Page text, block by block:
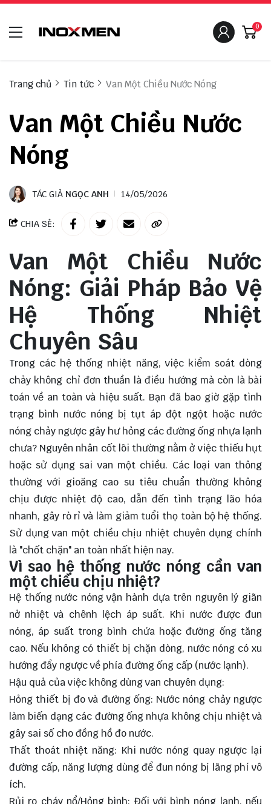
0
Trang chủ Tin tức Van Một Chiều Nước Nóng
Van Một Chiều Nước
Nóng
TÁC GIẢ NGỌC ANH 14/05/2026
CHIA SẺ:
Van Một Chiều Nước
Nóng: Giải Pháp Bảo Vệ
Hệ Thống Nhiệt
Chuyên Sâu
Trong các hệ thống nhiệt năng, việc kiểm soát dòng
chảy không chỉ đơn thuần là điều hướng mà còn là bài
toán về an toàn và hiệu suất. Bạn đã bao giờ gặp tình
trạng bình nước nóng bị tụt áp đột ngột hoặc nước
nóng chảy ngược gây hư hỏng các đường ống nhựa lạnh
chưa? Nguyên nhân cốt lõi thường nằm ở việc thiếu hụt
hoặc sử dụng sai van một chiều. Các loại van thông
thường với gioăng cao su tiêu chuẩn thường không
chịu được nhiệt độ cao, dẫn đến tình trạng lão hóa
nhanh, gây rò rỉ và làm giảm tuổi thọ toàn bộ hệ thống.
Sử dụng van một chiều chịu nhiệt chuyên dụng chính
là "chốt chặn" an toàn nhất hiện nay.
Vì sao hệ thống nước nóng cần van
một chiều chịu nhiệt?
Hệ thống nước nóng vận hành dựa trên nguyên lý giãn
nở nhiệt và chênh lệch áp suất. Khi nước được đun
nóng, áp suất trong bình chứa hoặc đường ống tăng
cao. Nếu không có thiết bị chặn dòng, nước nóng có xu
hướng đẩy ngược về phía đường ống cấp (nước lạnh).
Hậu quả của việc không dùng van chuyên dụng:
Hỏng thiết bị đo và đường ống: Nước nóng chảy ngược
làm biến dạng các đường ống nhựa không chịu nhiệt và
gây sai số cho đồng hồ đo nước.
Thất thoát nhiệt năng: Khi nước nóng quay ngược lại
đường cấp, năng lượng dùng để đun nóng bị lãng phí vô
ích.